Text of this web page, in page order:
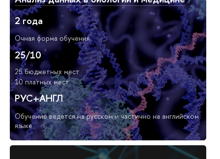
2 года
Очная форма обучения
25/10
25 бюджетных мест
10 платных мест
РУС+АНГЛ
Обучение ведется на русском и частично на английском
языке